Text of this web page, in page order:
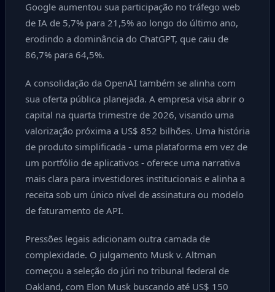
Google aumentou sua participação no tráfego web
de IA de 5,7% para 21,5% ao longo do último ano,
erodindo a dominância do ChatGPT, que caiu de
86,7% para 64,5%.
A consolidação da OpenAI também se alinha com
sua oferta pública planejada. A empresa visa abrir o
capital na quarta trimestre de 2026, visando uma
valorização próxima a US$ 852 bilhões. Uma história
de produto simplificada - uma plataforma em vez de
um portfólio de aplicativos - oferece uma narrativa
mais clara para investidores institucionais e alinha a
receita sob um único nível de assinatura ou modelo
de faturamento de API.
Pressões legais adicionam outra camada de
complexidade. O julgamento Musk v. Altman
começou a seleção do júri no tribunal federal de
Oakland, com Elon Musk buscando até US$ 150